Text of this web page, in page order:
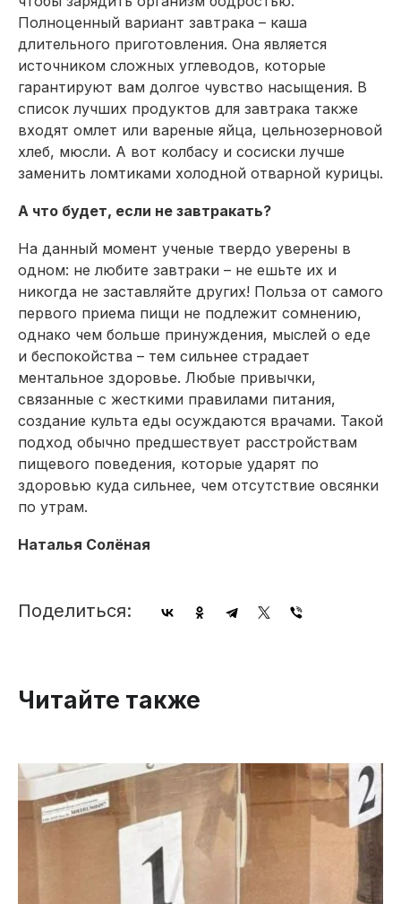
Полноценный вариант завтрака – каша
длительного приготовления. Она является
источником сложных углеводов, которые
гарантируют вам долгое чувство насыщения. В
список лучших продуктов для завтрака также
входят омлет или вареные яйца, цельнозерновой
хлеб, мюсли. А вот колбасу и сосиски лучше
заменить ломтиками холодной отварной курицы.
А что будет, если не завтракать?
На данный момент ученые твердо уверены в
одном: не любите завтраки – не ешьте их и
никогда не заставляйте других! Польза от самого
первого приема пищи не подлежит сомнению,
однако чем больше принуждения, мыслей о еде
и беспокойства – тем сильнее страдает
ментальное здоровье. Любые привычки,
связанные с жесткими правилами питания,
создание культа еды осуждаются врачами. Такой
подход обычно предшествует расстройствам
пищевого поведения, которые ударят по
здоровью куда сильнее, чем отсутствие овсянки
по утрам.
Наталья Солёная
Поделиться:
Читайте также